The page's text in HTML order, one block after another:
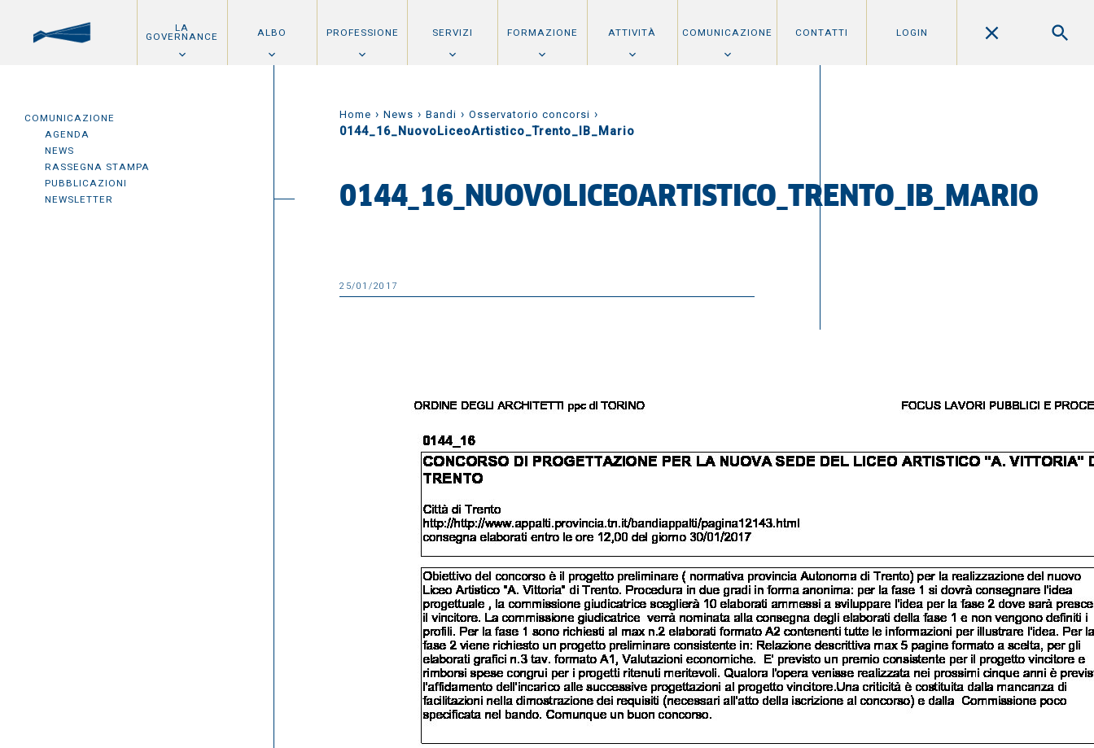
LA
GOVERNANCE ALBO PROFESSIONE SERVIZI FORMAZIONE ATTIVITÀ COMUNICAZIONE CONTATTI LOGIN
COMUNICAZIONE
AGENDA
NEWS
RASSEGNA STAMPA
PUBBLICAZIONI
NEWSLETTER
Home › News › Bandi › Osservatorio concorsi ›
0144_16_NuovoLiceoArtistico_Trento_IB_Mario
0144_16_NUOVOLICEOARTISTICO_TRENTO_IB_MARIO
25/01/2017